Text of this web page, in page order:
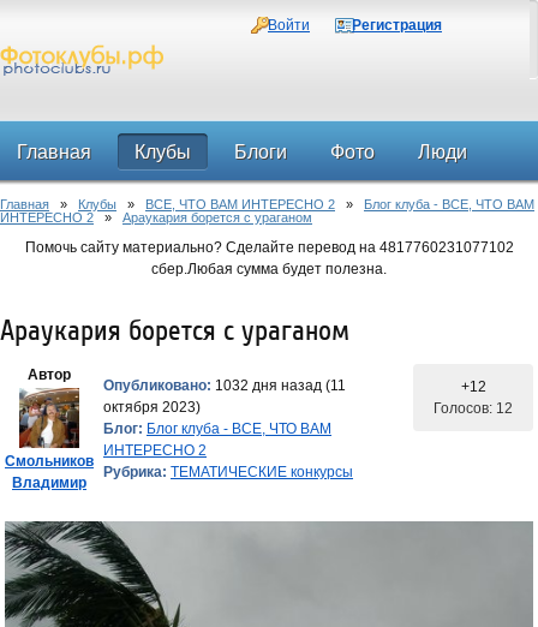
Войти Регистрация
Главная Клубы Блоги Фото Люди
Форум
Главная » Клубы » ВСЕ, ЧТО ВАМ ИНТЕРЕСНО 2 » Блог клуба - ВСЕ, ЧТО ВАМ
ИНТЕРЕСНО 2 » Араукария борется с ураганом
Помочь сайту материально? Сделайте перевод на 4817760231077102
сбер.Любая сумма будет полезна.
Араукария борется с ураганом
Автор
Смольников
Владимир
Опубликовано: 1032 дня назад (11
октября 2023)
Блог: Блог клуба - ВСЕ, ЧТО ВАМ
ИНТЕРЕСНО 2
Рубрика: ТЕМАТИЧЕСКИЕ конкурсы
+12
Голосов: 12